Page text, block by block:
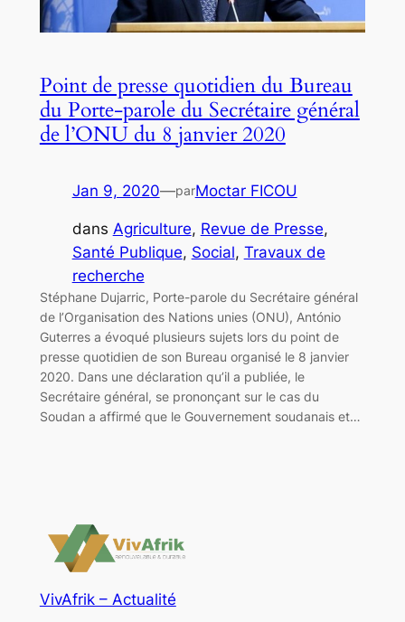
Point de presse quotidien du Bureau
du Porte-parole du Secrétaire général
de l’ONU du 8 janvier 2020
Jan 9, 2020—parMoctar FICOU
dans Agriculture, Revue de Presse
Santé Publique, Social, Travaux de
recherche
Stéphane Dujarric, Porte-parole du Secrétaire général
de l’Organisation des Nations unies (ONU), António
Guterres a évoqué plusieurs sujets lors du point de
presse quotidien de son Bureau organisé le 8 janvier
2020. Dans une déclaration qu’il a publiée, le
Secrétaire général, se prononçant sur le cas du
Soudan a affirmé que le Gouvernement soudanais et…
VivAfrik – Actualité